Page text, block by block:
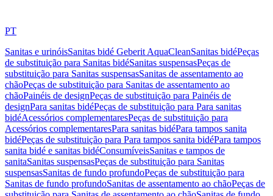
PT
Sanitas e urinóisSanitas bidé Geberit AquaCleanSanitas bidéPeças
de substituição para Sanitas bidéSanitas suspensasPeças de
substituição para Sanitas suspensasSanitas de assentamento ao
chãoPeças de substituição para Sanitas de assentamento ao
chãoPainéis de designPeças de substituição para Painéis de
designPara sanitas bidéPeças de substituição para Para sanitas
bidéAcessórios complementaresPeças de substituição para
Acessórios complementaresPara sanitas bidéPara tampos sanita
bidéPeças de substituição para Para tampos sanita bidéPara tampos
sanita bidé e sanitas bidéConsumíveisSanitas e tampos de
sanitaSanitas suspensasPeças de substituição para Sanitas
suspensasSanitas de fundo profundoPeças de substituição para
Sanitas de fundo profundoSanitas de assentamento ao chãoPeças de